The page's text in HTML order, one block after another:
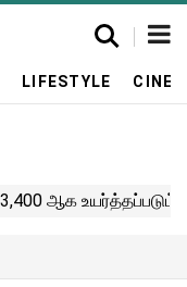
LIFESTYLE